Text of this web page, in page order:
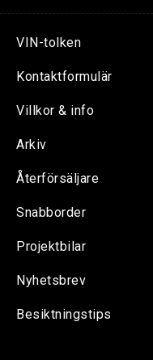
VIN-tolken
Kontaktformulär
Villkor & info
Arkiv
Återförsäljare
Snabborder
Projektbilar
Nyhetsbrev
Besiktningstips